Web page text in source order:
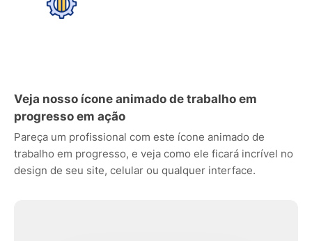
Veja nosso ícone animado de trabalho em
progresso em ação
Pareça um profissional com este ícone animado de
trabalho em progresso, e veja como ele ficará incrível no
design de seu site, celular ou qualquer interface.